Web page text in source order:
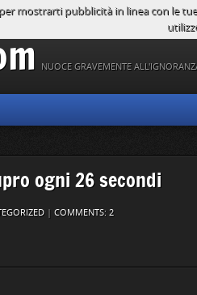
NUOCE GRAVEMENTE
ogni 26 secondi
| COMMENTS: 2
mostrarti pubblicità in linea con le